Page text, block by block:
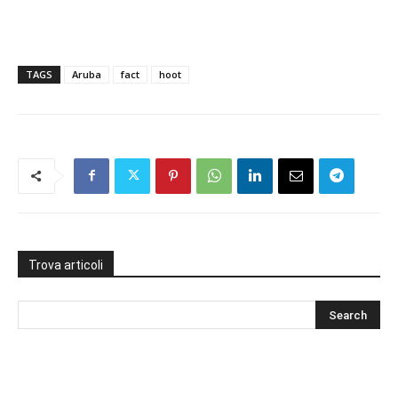
TAGS Aruba fact hoot
Trova articoli